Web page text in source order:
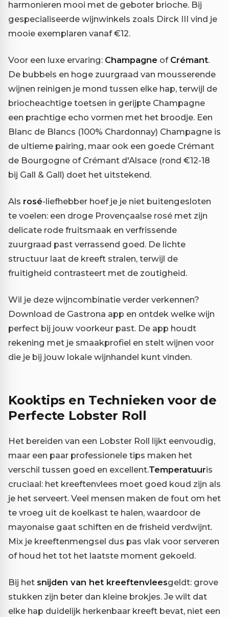
harmonieren mooi met de geboter brioche. Bij
gespecialiseerde wijnwinkels zoals Dirck III vind je
mooie exemplaren vanaf €12.
Voor een luxe ervaring: Champagne of Crémant.
De bubbels en hoge zuurgraad van mousserende
wijnen reinigen je mond tussen elke hap, terwijl de
briocheachtige toetsen in gerijpte Champagne
een prachtige echo vormen met het broodje. Een
Blanc de Blancs (100% Chardonnay) Champagne is
de ultieme pairing, maar ook een goede Crémant
de Bourgogne of Crémant d'Alsace (rond €12-18
bij Gall & Gall) doet het uitstekend.
Als rosé-liefhebber hoef je je niet buitengesloten
te voelen: een droge Provençaalse rosé met zijn
delicate rode fruitsmaak en verfrissende
zuurgraad past verrassend goed. De lichte
structuur laat de kreeft stralen, terwijl de
fruitigheid contrasteert met de zoutigheid.
Wil je deze wijncombinatie verder verkennen?
Download de Gastrona app en ontdek welke wijn
perfect bij jouw voorkeur past. De app houdt
rekening met je smaakprofiel en stelt wijnen voor
die je bij jouw lokale wijnhandel kunt vinden.
Kooktips en Technieken voor de
Perfecte Lobster Roll
Het bereiden van een Lobster Roll lijkt eenvoudig,
maar een paar professionele tips maken het
verschil tussen goed en excellent.Temperatuuris
cruciaal: het kreeftenvlees moet goed koud zijn als
je het serveert. Veel mensen maken de fout om het
te vroeg uit de koelkast te halen, waardoor de
mayonaise gaat schiften en de frisheid verdwijnt.
Mix je kreeftenmengsel dus pas vlak voor serveren
of houd het tot het laatste moment gekoeld.
Bij het snijden van het kreeftenvleesgeldt: grove
stukken zijn beter dan kleine brokjes. Je wilt dat
elke hap duidelijk herkenbaar kreeft bevat, niet een